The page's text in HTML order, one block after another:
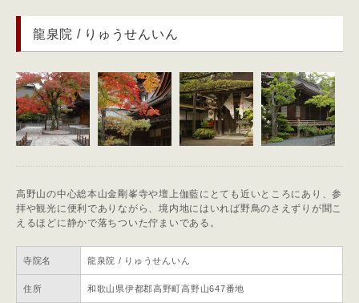
龍泉院 / りゅうせんいん
高野山の中心総本山金剛峯寺や壇上伽藍にとても近いところにあり、参
拝や観光に便利でありながら、境内地にはいれば野鳥のさえずりが聞こ
えるほどに静かで落ちついた佇まいである。
寺院名 龍泉院 / りゅうせんいん
住所 和歌山県伊都郡高野町高野山647番地